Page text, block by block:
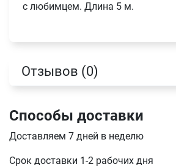
с любимцем. Длина 5 м.
Отзывов (0)
Способы доставки
Доставляем 7 дней в неделю
Срок доставки 1-2 рабочих дня
Продолжить покупки
Телефон
E-mail